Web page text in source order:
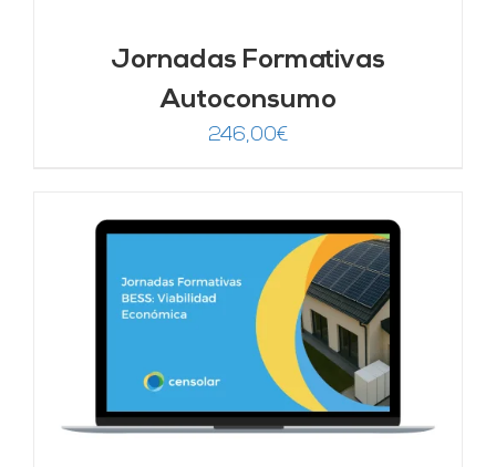
Jornadas Formativas
Autoconsumo
246,00€